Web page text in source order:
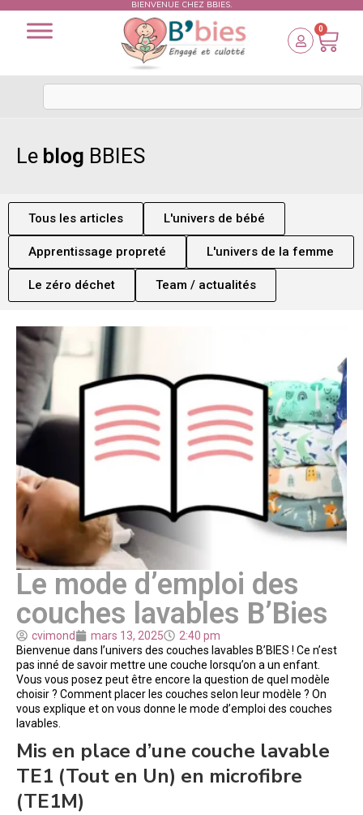
BIENVENUE CHEZ BBIES.
0
Le blog BBIES
Tous les articles L'univers de bébé
Apprentissage propreté L'univers de la femme
Le zéro déchet Team / actualités
Le mode d’emploi des
couches lavables B’Bies
cvimond mars 13, 2025
2:40 pm
Bienvenue dans l’univers des couches lavables B’BIES ! Ce n’est
pas inné de savoir mettre une couche lorsqu’on a un enfant.
Vous vous posez peut être encore la question de quel modèle
choisir ? Comment placer les couches selon leur modèle ? On
vous explique et on vous donne le mode d’emploi des couches
lavables.
Mis en place d’une couche lavable
TE1 (Tout en Un) en microfibre
(TE1M)